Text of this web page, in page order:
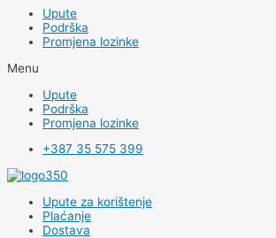
Upute
Podrška
Promjena lozinke
Menu
Upute
Podrška
Promjena lozinke
+387 35 575 399
Upute za korištenje
Plaćanje
Dostava